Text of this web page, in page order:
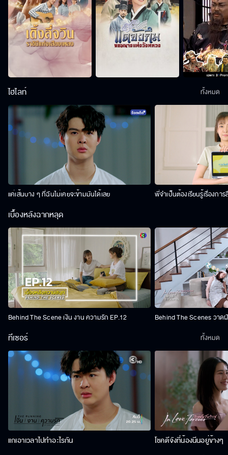
ไฮไลท์
แค่เส้นบาง ๆ ที่ฉันไม่เคยจะข้ามมันได้เลย พี่จำเป็นต้องเรียนรู้เรื่องการ
ทั้งหมด
เบื้องหลังฉากหลุด
Behind The Scene เงิน งาน ความรัก EP.12 Behind The Scenes วาด
ทีเซอร์
แกเอาเวลาไปทำอะไรกัน โชคดีจังที่น้องนีนอยู่ข้างๆ
ทั้งหมด